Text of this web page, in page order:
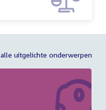
alle uitgelichte onderwerpen